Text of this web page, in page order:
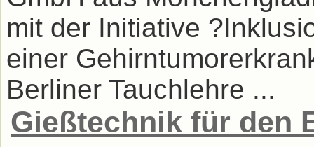
mit der Initiative
einer
Berliner Tauchlehre ...
Gießtechnik für den